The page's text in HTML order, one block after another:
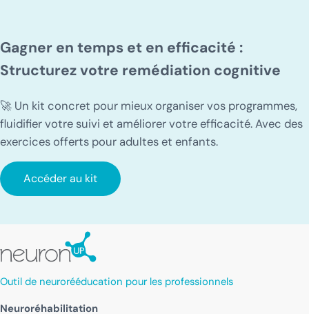
Gagner en temps et en efficacité :
Structurez votre remédiation cognitive
🚀 Un kit concret pour mieux organiser vos programmes,
fluidifier votre suivi et améliorer votre efficacité. Avec des
exercices offerts pour adultes et enfants.
Accéder au kit
Outil de neurorééducation pour les professionnels
Neuroréhabilitation